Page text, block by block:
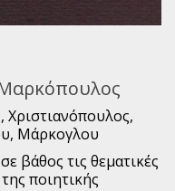
Μάρκογλου
βάθος τις θεματικές
ποιητικής